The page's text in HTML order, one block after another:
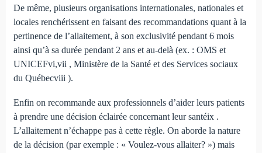
De même, plusieurs organisations internationales, nationales et
locales renchérissent en faisant des recommandations quant à la
pertinence de l’allaitement, à son exclusivité pendant 6 mois
ainsi qu’à sa durée pendant 2 ans et au-delà (ex. : OMS et
UNICEFvi,vii , Ministère de la Santé et des Services sociaux
du Québecviii ).
Enfin on recommande aux professionnels d’aider leurs patients
à prendre une décision éclairée concernant leur santéix .
L’allaitement n’échappe pas à cette règle. On aborde la nature
de la décision (par exemple : « Voulez-vous allaiter? ») mais